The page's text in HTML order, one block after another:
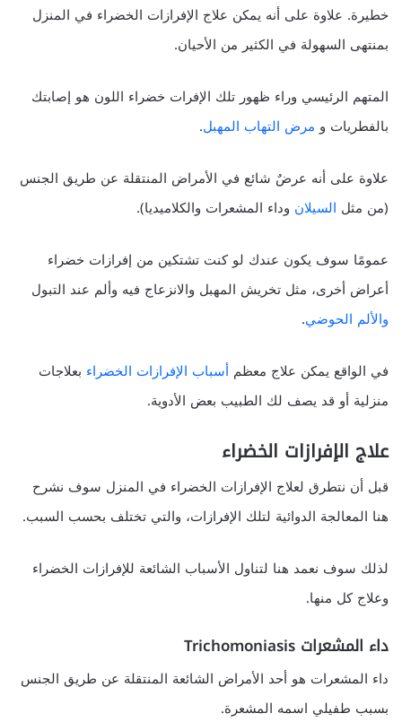
خطيرة. علاوة على أنه يمكن علاج الإفرازات الخضراء في المنزل
بمنتهى السهولة في الكثير من الأحيان.
المتهم الرئيسي وراء ظهور تلك الإفرات خضراء اللون هو إصابتك
بالفطريات ومرض التهاب المهبل.
علاوة على أنه عرضٌ شائع في الأمراض المنتقلة عن طريق الجنس
(من مثل السيلان وداء المشعرات والكلاميديا).
عمومًا سوف يكون عندك لو كنت تشتكين من إفرازات خضراء
أعراض أخرى، مثل تخريش المهبل والانزعاج فيه وألم عند التبول
والألم الحوضي.
في الواقع يمكن علاج معظم أسباب الإفرازات الخضراء بعلاجات
منزلية أو قد يصف لك الطبيب بعض الأدوية.
علاج الإفرازات الخضراء
قبل أن نتطرق لعلاج الإفرازات الخضراء في المنزل سوف نشرح
هنا المعالجة الدوائية لتلك الإفرازات، والتي تختلف بحسب السبب.
لذلك سوف نعمد هنا لتناول الأسباب الشائعة للإفرازات الخضراء
وعلاج كل منها.
داء المشعرات Trichomoniasis
داء المشعرات هو أحد الأمراض الشائعة المنتقلة عن طريق الجنس
بسبب طفيلي اسمه المشعرة.